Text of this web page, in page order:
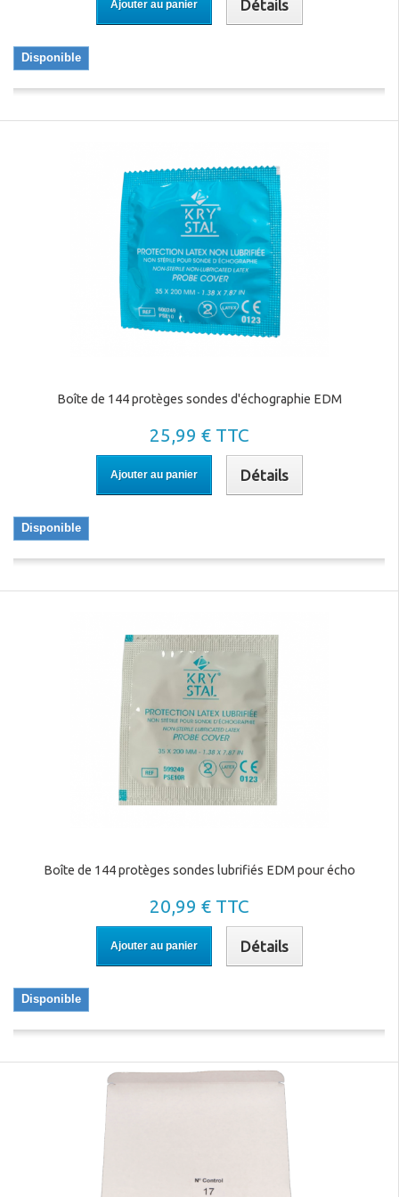
Ajouter au panier Détails
Disponible
Boîte de 144 protèges sondes d'échographie EDM
25,99 € TTC
Ajouter au panier Détails
Disponible
Boîte de 144 protèges sondes lubrifiés EDM pour écho
20,99 € TTC
Ajouter au panier Détails
Disponible